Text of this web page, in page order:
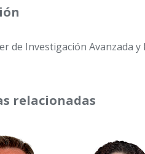
de Investigación Avanzada y
relacionadas